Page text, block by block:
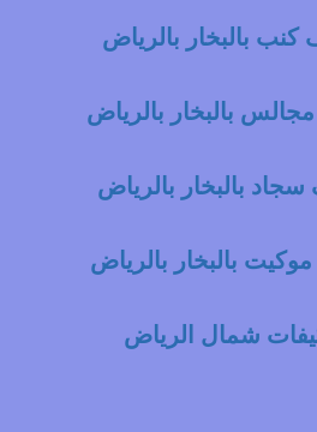
بالبخار بالرياض
بالبخار بالرياض
بالبخار بالرياض
بالبخار بالرياض
شمال الرياض